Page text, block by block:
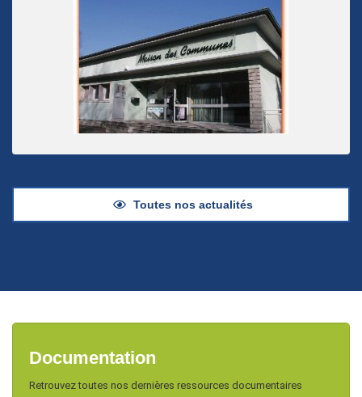
Toutes nos actualités
Documentation
Retrouvez toutes nos dernières ressources documentaires